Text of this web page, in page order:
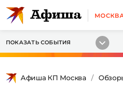
ПОКАЗАТЬ СОБЫТИЯ
Афиша КП Москва